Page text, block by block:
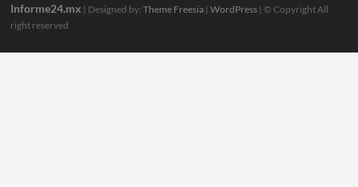
Informe24.mx | Designed by:Theme Freesia |WordPress | © Copyright All
right reserved